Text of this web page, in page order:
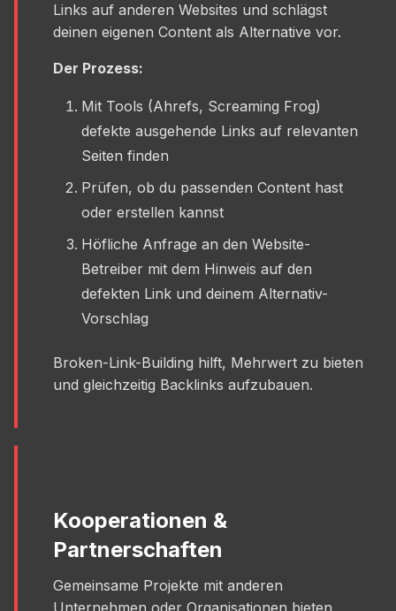
Links auf anderen Websites und schlägst
deinen eigenen Content als Alternative vor.
Der Prozess:
Mit Tools (Ahrefs, Screaming Frog)
defekte ausgehende Links auf relevanten
Seiten finden
Prüfen, ob du passenden Content hast
oder erstellen kannst
Höfliche Anfrage an den Website-
Betreiber mit dem Hinweis auf den
defekten Link und deinem Alternativ-
Vorschlag
Broken-Link-Building hilft, Mehrwert zu bieten
und gleichzeitig Backlinks aufzubauen.
Kooperationen &
Partnerschaften
Gemeinsame Projekte mit anderen
Unternehmen oder Organisationen bieten